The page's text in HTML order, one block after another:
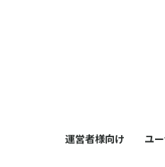
運営者様向け ユ